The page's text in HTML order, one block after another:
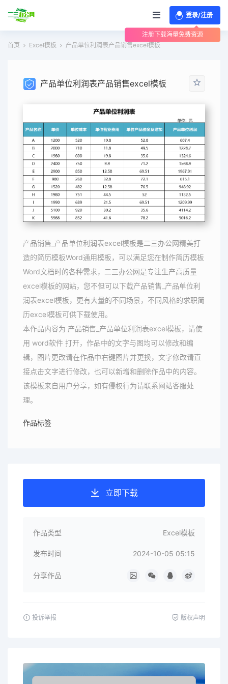
登录/注册
注册下载海量免费资源
首页 Excel模板 产品单位利润表产品销售excel模板
产品单位利润表产品销售excel模板
产品销售_产品单位利润表excel模板是二三办公网精美打
造的简历模板Word通用模板，可以满足您在制作简历模板
Word文档时的各种需求，二三办公网是专注生产高质量
excel模板的网站，您不但可以下载产品销售_产品单位利
润表excel模板，更有大量的不同场景，不同风格的求职简
历excel模板可供下载使用。
本作品内容为 产品销售_产品单位利润表excel模板，请使
用 word软件 打开，作品中的文字与图均可以修改和编
辑，图片更改请在作品中右键图片并更换，文字修改请直
接点击文字进行修改，也可以新增和删除作品中的内容。
该模板来自用户分享，如有侵权行为请联系网站客服处
理。
作品标签
立即下载
作品类型 Excel模板
发布时间 2024-10-05 05:15
分享作品
投诉举报 版权声明